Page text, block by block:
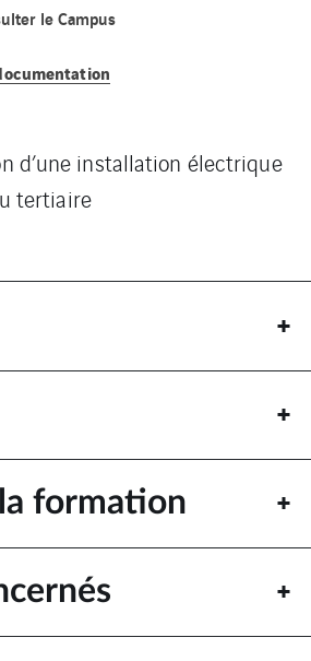
le Campus
d’une installation électrique
tertiaire
formation